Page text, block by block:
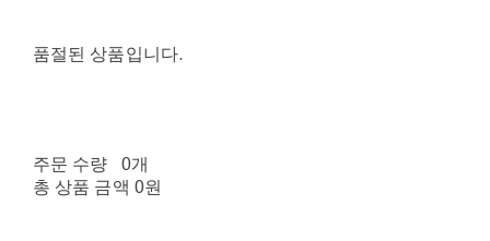
품절된 상품입니다.
주문 수량
0개
총 상품 금액 0원